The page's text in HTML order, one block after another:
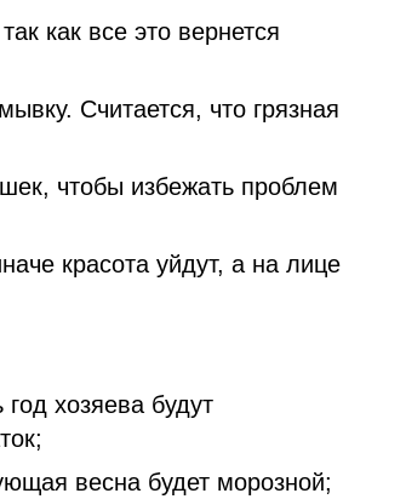
как все это вернется
Считается, что грязная
чтобы избежать проблем
красота уйдут, а на лице
хозяева будут
весна будет морозной;